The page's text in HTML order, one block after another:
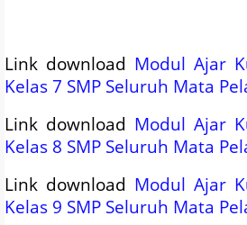
Link download Modul Ajar
Kelas 7 SMP Seluruh Mata
Link download Modul Ajar
Kelas 8 SMP Seluruh Mata
Link download Modul Ajar
Kelas 9 SMP Seluruh Mata